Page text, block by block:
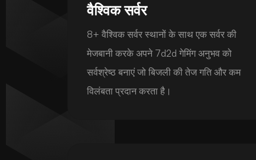
वैश्विक सर्वर
8+ वैश्विक सर्वर स्थानों के साथ एक सर्वर की
मेजबानी करके अपने 7d2d गेमिंग अनुभव को
सर्वश्रेष्ठ बनाएं जो बिजली की तेज गति और कम
विलंबता प्रदान करता है।